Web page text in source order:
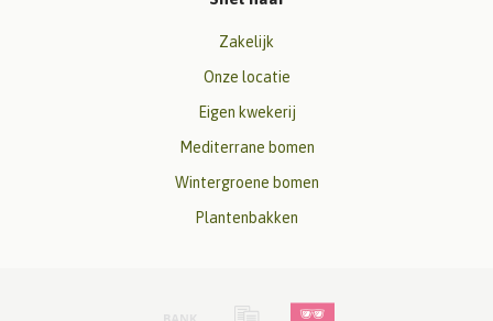
Zakelijk
Onze locatie
Eigen kwekerij
Mediterrane bomen
Wintergroene bomen
Plantenbakken